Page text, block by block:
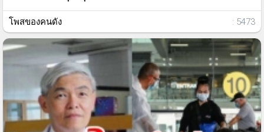
โพสของคนดัง : 5473